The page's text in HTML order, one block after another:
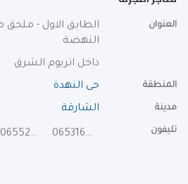
العنوان
الطابق الاول - ملحق
النهضة
داخل اتريوم الشرق
المنطقة حى النهدة
مدينة الشارقة
تليفون 065316611
065524188